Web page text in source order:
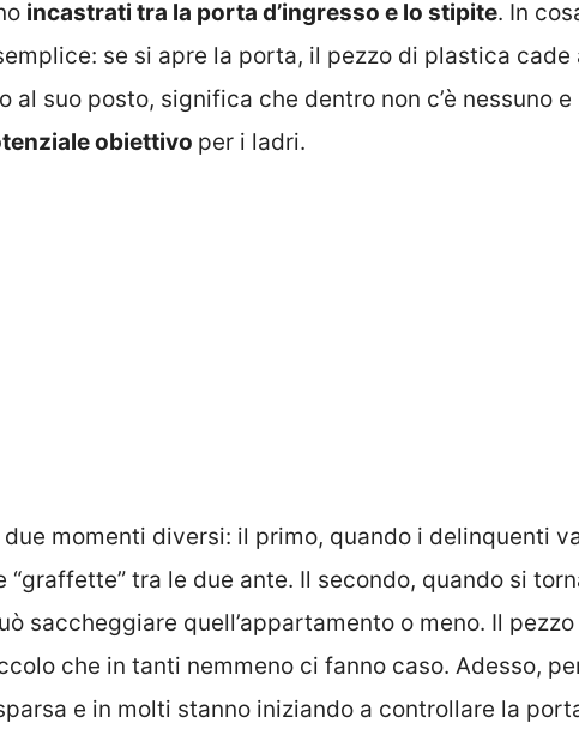
incastrati tra la porta d’ingresso e lo stipite. In
se si apre la porta, il pezzo di plastica cade
al suo posto, significa che dentro non c’è nessuno
obiettivo per i ladri.
momenti diversi: il primo, quando i delinquenti
“graffette” tra le due ante. Il secondo, quando si
saccheggiare quell’appartamento o meno. Il
che in tanti nemmeno ci fanno caso. Adesso,
e in molti stanno iniziando a controllare la